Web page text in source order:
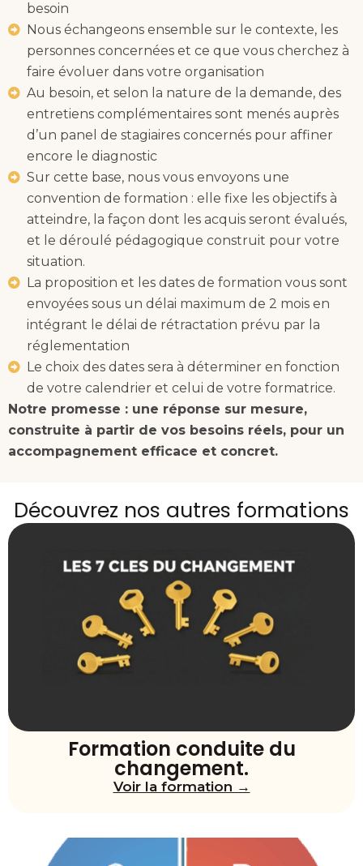
besoin
Nous échangeons ensemble sur le contexte, les
personnes concernées et ce que vous cherchez à
faire évoluer dans votre organisation
Au besoin, et selon la nature de la demande, des
entretiens complémentaires sont menés auprès
d’un panel de stagiaires concernés pour affiner
encore le diagnostic
Sur cette base, nous vous envoyons une
convention de formation : elle fixe les objectifs à
atteindre, la façon dont les acquis seront évalués,
et le déroulé pédagogique construit pour votre
situation.
La proposition et les dates de formation vous sont
envoyées sous un délai maximum de 2 mois en
intégrant le délai de rétractation prévu par la
réglementation
Le choix des dates sera à déterminer en fonction
de votre calendrier et celui de votre formatrice.
Notre promesse : une réponse sur mesure,
construite à partir de vos besoins réels, pour un
accompagnement efficace et concret.
Découvrez nos autres formations
Formation conduite du
changement.
Voir la formation →